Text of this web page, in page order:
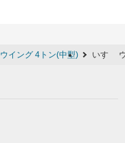
ウイング 4トン(中型) いすゞ